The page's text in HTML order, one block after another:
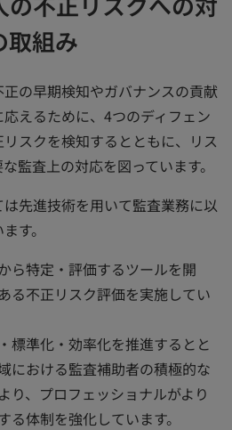
取組み
の早期検知やガバナンスの貢献
えるために、4つのディフェン
スクを検知するとともに、リス
監査上の対応を図っています。
先進技術を用いて監査業務に以
す。
ら特定・評価するツールを開
る不正リスク評価を実施してい
標準化・効率化を推進するとと
における監査補助者の積極的な
り、プロフェッショナルがより
る体制を強化しています。